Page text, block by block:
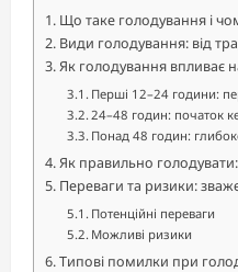
Що таке голодування і
Види голодування: від
Як голодування впливає
Перші 12–24 години:
24–48 годин: початок
Понад 48 годин:
Як правильно
Переваги та ризики:
Потенційні переваги
Можливі ризики
Типові помилки при